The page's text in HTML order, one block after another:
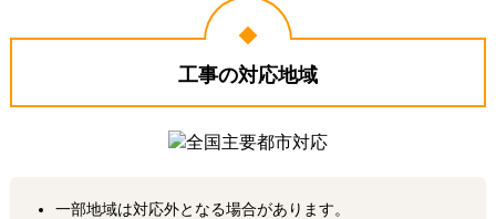
工事の対応地域
一部地域は対応外となる場合があります。